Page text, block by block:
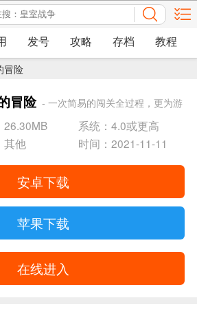
发号 攻略 存档 教程
冒险
冒险 - 一次简易的闯关全过程，更为游
享受闯关快乐。
26.30MB
系统：4.0或更高
其他
时间：2021-11-11
安卓下载
苹果下载
在线进入